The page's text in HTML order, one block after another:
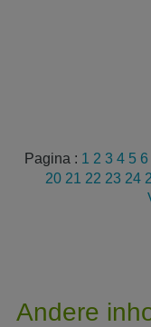
Pagina : 1 2 3 4 5 6
20 21 22 23 24
Andere